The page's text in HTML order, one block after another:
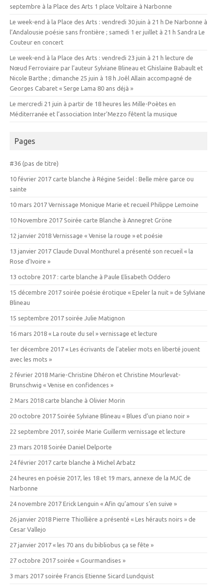
septembre à la Place des Arts 1 place Voltaire à Narbonne
Le week-end à la Place des Arts : vendredi 30 juin à 21 h De Narbonne à
l’Andalousie poésie sans frontière ; samedi 1 er juillet à 21 h Sandra Le
Couteur en concert
Le week-end à la Place des Arts : vendredi 23 juin à 21 h lecture de
Nœud Ferroviaire par l’auteur Sylviane Blineau et Ghislaine Babault et
Nicole Barthe ; dimanche 25 juin à 18 h Joêl Allain accompagné de
Georges Cabaret « Serge Lama 80 ans déjà »
Le mercredi 21 juin à partir de 18 heures les Mille-Poètes en
Méditerranée et l’association Inter’Mezzo fêtent la musique
Pages
#36 (pas de titre)
10 février 2017 carte blanche à Régine Seidel : Belle mère garce ou
sainte
10 mars 2017 Vernissage Monique Marie et recueil Philippe Lemoine
10 Novembre 2017 Soirée carte Blanche à Annegret Gröne
12 janvier 2018 Vernissage « Venise la rouge » et poésie
13 janvier 2017 Claude Duval Monthurel a présenté son recueil « la
Rose d’Ivoire »
13 octobre 2017 : carte blanche à Paule Elisabeth Oddero
15 décembre 2017 soirée poésie érotique « Epeler la nuit » de Sylviane
Blineau
15 septembre 2017 soirée Julie Matignon
16 mars 2018 « La route du sel » vernissage et lecture
1er décembre 2017 « Les écrivants de l’atelier mots en liberté jouent
avec les mots »
2 février 2018 Marie-Christine Dhéron et Christine Mourlevat-
Brunschwig « Venise en confidences »
2 Mars 2018 carte blanche à Olivier Morin
20 octobre 2017 Soirée Sylviane Blineau « Blues d’un piano noir »
22 septembre 2017, soirée Marie Guillerm vernissage et lecture
23 mars 2018 Soirée Daniel Delporte
24 février 2017 carte blanche à Michel Arbatz
24 heures en poésie 2017, les 18 et 19 mars, annexe de la MJC de
Narbonne
24 novembre 2017 Erick Lenguin « Afin qu’amour s’en suive »
26 janvier 2018 Pierre Thiollière a présenté « Les hérauts noirs » de
Cesar Vallejo
27 janvier 2017 « les 70 ans du bibliobus ça se fête »
27 octobre 2017 soirée « Gourmandises »
3 mars 2017 soirée Francis Etienne Sicard Lundquist